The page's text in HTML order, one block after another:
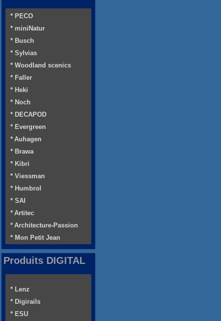
* PECO
* miniNatur
* Busch
* Sylvias
* Woodland scenics
* Faller
* Heki
* Noch
* DECAPOD
* Evergreen
* Auhagen
* Brawa
* Kibri
* Viessman
* Humbrol
* SAI
* Artitec
* Architecture-Passion
* Mon Petit Jean
Produits DIGITAL
* Lenz
* Digirails
* ESU